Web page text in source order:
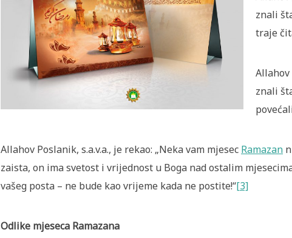
znali
traje
Allahov
znali
Allahov Poslanik, s.a.v.a., je rekao: „Neka vam mjesec Ramazan
zaista, on ima svetost i vrijednost u Boga nad ostalim
vašeg posta – ne bude kao vrijeme kada ne postite!“[3]
Odlike mjeseca Ramazana